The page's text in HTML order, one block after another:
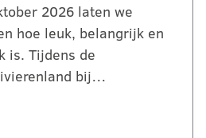
2026 laten we
hoe leuk, belangrijk en
is. Tijdens de
bij…